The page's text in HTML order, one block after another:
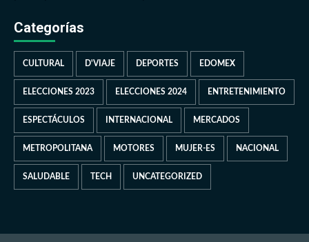
Categorías
CULTURAL D'VIAJE DEPORTES EDOMEX
ELECCIONES 2023 ELECCIONES 2024 ENTRETENIMIENTO
ESPECTÁCULOS INTERNACIONAL MERCADOS
METROPOLITANA MOTORES MUJER-ES NACIONAL
SALUDABLE TECH UNCATEGORIZED